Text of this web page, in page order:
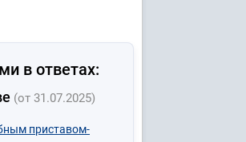
в ответах:
(от 31.07.2025)
приставом-